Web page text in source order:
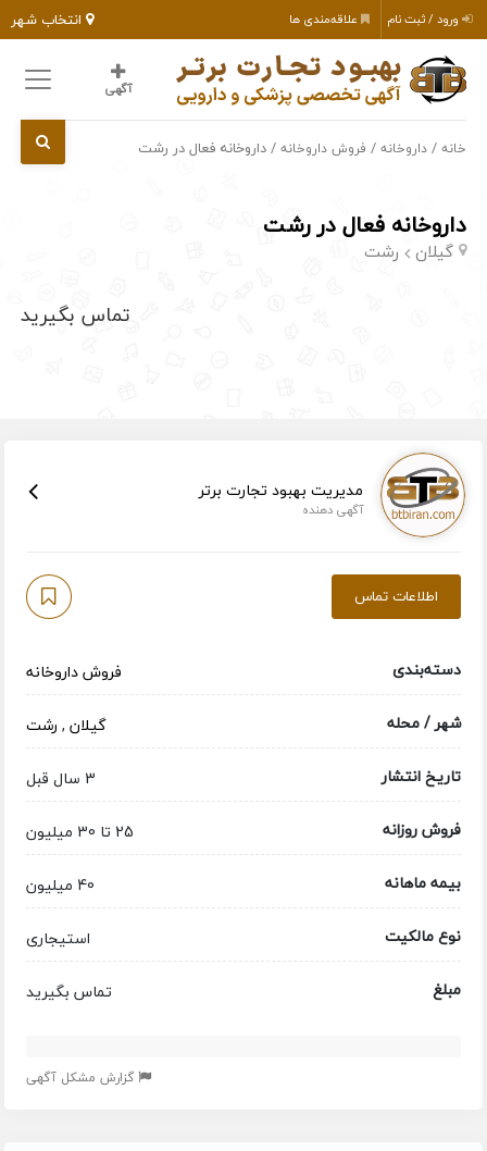
انتخاب شهر ورود / ثبت نام علاقه‌مندی ها
آگهی
خانه /داروخانه / فروش داروخانه / داروخانه فعال در رشت
داروخانه فعال در رشت
گیلان رشت
تماس بگیرید
مدیریت بهبود تجارت برتر
آگهی دهنده
اطلاعات تماس
دسته‌بندی
فروش داروخانه
شهر / محله
گیلان, رشت
تاریخ انتشار
3 سال قبل
فروش روزانه
25 تا 30 میلیون
بیمه ماهانه
40 میلیون
نوع مالکیت
استیجاری
مبلغ
تماس بگیرید
گزارش مشکل آگهی